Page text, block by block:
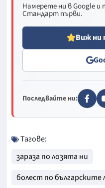
Намерете ни в Google
Стандарт първи.
Виж ни
Последвайте ни:
Тагове:
зараза по лозята ни
болест по българските